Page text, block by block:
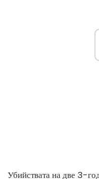
Убийствата на две 3-